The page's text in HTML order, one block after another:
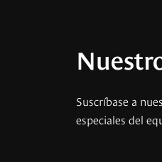
Suscríbase a
especiales del